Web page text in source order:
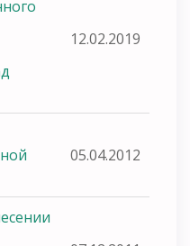
12.02.2019
05.04.2012